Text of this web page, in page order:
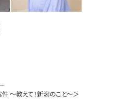
〜教えて！新潟のこと〜＞